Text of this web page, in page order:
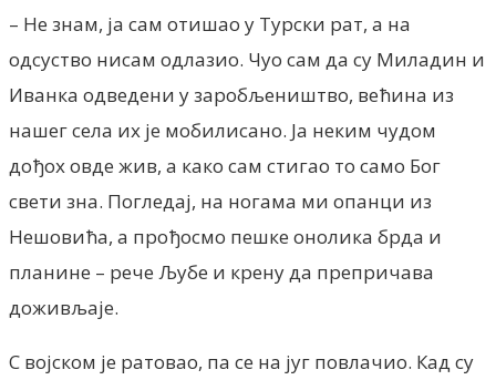
– Не знам, ја сам отишао у Турски рат, а на
одсуство нисам одлазио. Чуо сам да су Миладин и
Иванка одведени у заробљеништво, већина из
нашег села их је мобилисано. Ја неким чудом
дођох овде жив, а како сам стигао то само Бог
свети зна. Погледај, на ногама ми опанци из
Нешовића, а прођосмо пешке онолика брда и
планине – рече Љубе и крену да препричава
доживљаје.
С војском је ратовао, па се на југ повлачио. Кад су